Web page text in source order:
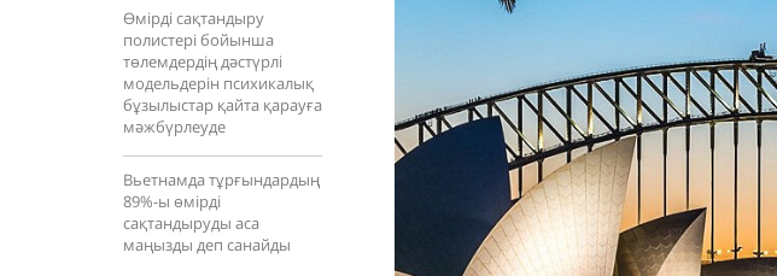
Өмірді сақтандыру
полистері бойынша
төлемдердің дәстүрлі
модельдерін психикалық
бұзылыстар қайта қарауға
мәжбүрлеуде
Вьетнамда тұрғындардың
89%-ы өмірді
сақтандыруды аса
маңызды деп санайды